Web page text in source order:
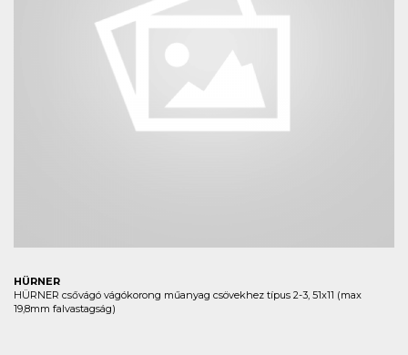
HÜRNER
HÜRNER csővágó vágókorong műanyag csövekhez típus 2-3, 51x11 (max
19,8mm falvastagság)